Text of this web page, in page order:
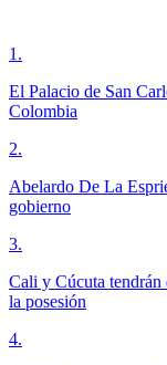
1 .
El Palacio de San
Colombia
2.
Abelardo De La
gobierno
3.
Cali y Cúcuta tendrán
la posesión
4.